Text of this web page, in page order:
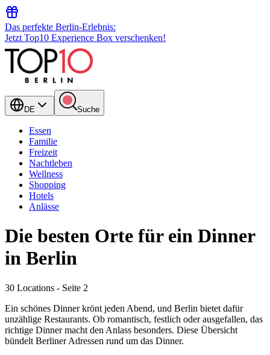
Das perfekte Berlin-Erlebnis:
Jetzt Top10 Experience Box verschenken!
DE Suche
Essen
Familie
Freizeit
Nachtleben
Wellness
Shopping
Hotels
Anlässe
Die besten Orte für ein Dinner
in Berlin
30 Locations - Seite 2
Ein schönes Dinner krönt jeden Abend, und Berlin bietet dafür
unzählige Restaurants. Ob romantisch, festlich oder ausgefallen, das
richtige Dinner macht den Anlass besonders. Diese Übersicht
bündelt Berliner Adressen rund um das Dinner.